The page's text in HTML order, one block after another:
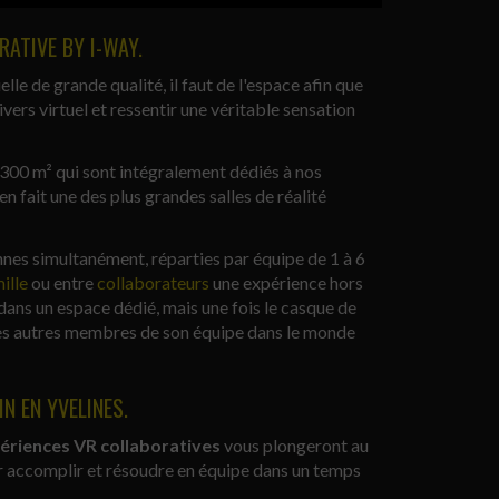
BY I-WAY.
de grande qualité, il faut de l'espace afin que
virtuel et ressentir une véritable sensation
m² qui sont intégralement dédiés à nos
fait une des plus grandes salles de réalité
simultanément, réparties par équipe de 1 à 6
ou entre collaborateurs une expérience hors
un espace dédié, mais une fois le casque de
membres de son équipe dans le monde
EN YVELINES.
VR collaboratives vous plongeront au
et résoudre en équipe dans un temps